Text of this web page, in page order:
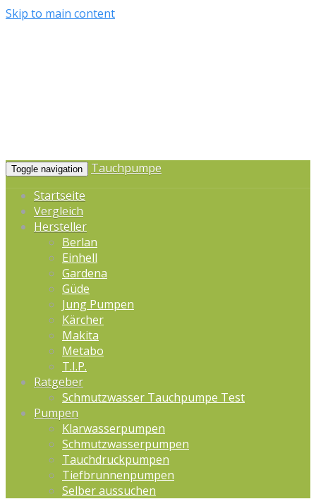
Skip to main content
Toggle navigation
Tauchpumpe
Startseite
Vergleich
Hersteller
Berlan
Einhell
Gardena
Güde
Jung Pumpen
Kärcher
Makita
Metabo
T.I.P.
Ratgeber
Schmutzwasser Tauchpumpe Test
Pumpen
Klarwasserpumpen
Schmutzwasserpumpen
Tauchdruckpumpen
Tiefbrunnenpumpen
Selber aussuchen